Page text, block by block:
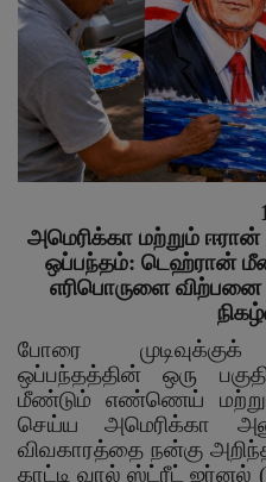
சந்தா
Language
அமெரிக்கா மற்றும்
ஒப்பந்தம்: டெஹ்ரான்
எரிபொருளை
போரை
ஒப்பந்தத்தின் ஒரு
மீண்டும் எண்ணெய்
செய்ய அமெரிக்கா
விவகாரத்தை நன்கு
காட்டி வால் ஸ்ட்ரீட் ஜர்னல் (